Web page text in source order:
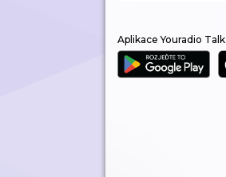
Aplikace Youradio Talk